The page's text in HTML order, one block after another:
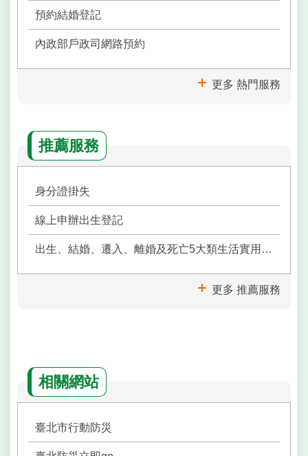
預約結婚登記
內政部戶政司網路預約
更多 熱門服務
推薦服務
身分證掛失
線上申辦出生登記
出生、結婚、遷入、離婚及死亡5大類生活實用手冊
更多 推薦服務
相關網站
臺北市行動防災